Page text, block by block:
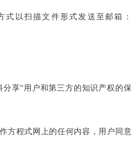
式以扫描文件形式发送至邮箱
：
分享”用户和第三方的知识产权的保
方程式网上的任何内容，用户同意